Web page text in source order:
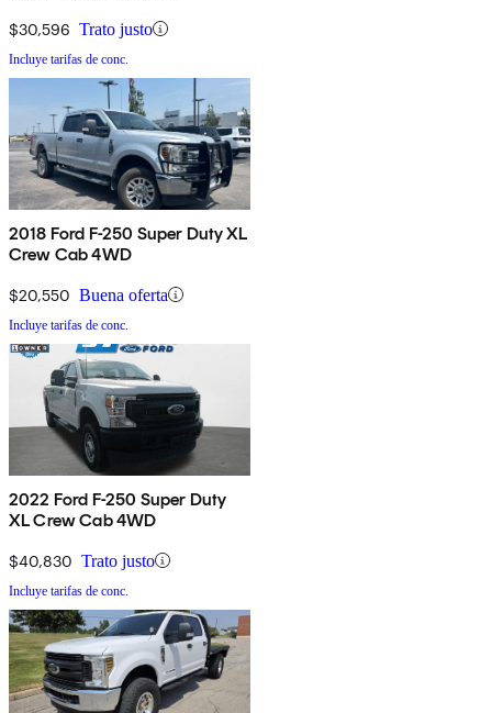
$30,596 Trato justo
Incluye tarifas de conc.
2018 Ford F-250 Super Duty XL
Crew Cab 4WD
$20,550 Buena oferta
Incluye tarifas de conc.
2022 Ford F-250 Super Duty
XL Crew Cab 4WD
$40,830 Trato justo
Incluye tarifas de conc.